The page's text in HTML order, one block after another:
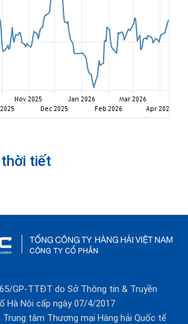
tiết
GP-TTĐT do Sở Thông tin & Truyền
Hà Nội cấp ngày 07/4/2017
tâm Thương mại Hàng hải Quốc tế